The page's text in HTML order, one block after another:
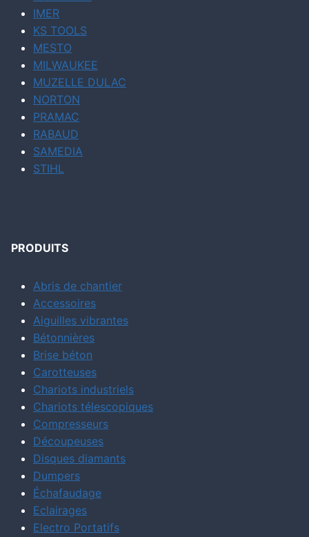
IMER
KS TOOLS
MESTO
MILWAUKEE
MUZELLE DULAC
NORTON
PRAMAC
RABAUD
SAMEDIA
STIHL
PRODUITS
Abris de chantier
Accessoires
Aiguilles vibrantes
Bétonnières
Brise béton
Carotteuses
Chariots industriels
Chariots télescopiques
Compresseurs
Découpeuses
Disques diamants
Dumpers
Échafaudage
Eclairages
Electro Portatifs